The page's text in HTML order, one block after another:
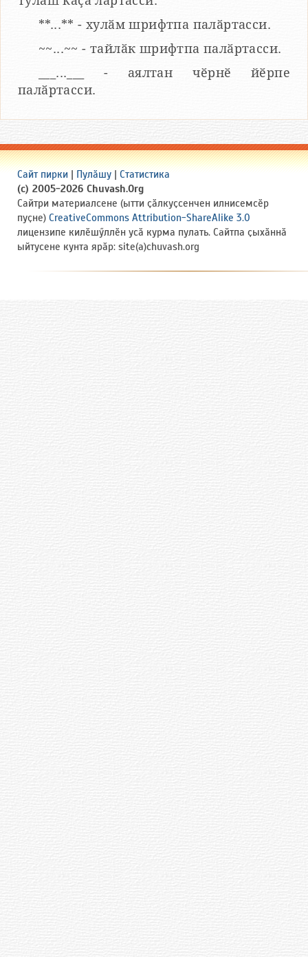
**...** - хулӑм шрифтпа палӑртасси.
~~...~~ - тайлӑк шрифтпа палӑртасси.
___...___ - аялтан чӗрнӗ йӗрпе
палӑртасси.
Сайт пирки | Пулӑшу | Статистика
(c) 2005-2026 Chuvash.Org
Сайтри материалсене (ытти ҫӑлкуҫсенчен илнисемсӗр
пуҫне) CreativeCommons Attribution-ShareAlike 3.0
лицензипе килӗшӳллӗн усӑ курма пулать. Сайтпа ҫыхӑннӑ
ыйтусене кунта ярӑр: site(a)chuvash.org